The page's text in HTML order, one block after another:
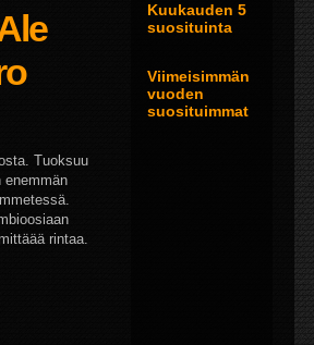
Tuoksuu
enemmän
rintaa.
Kuukauden 5
suosituinta
Viimeisimmän
vuoden
suosituimmat